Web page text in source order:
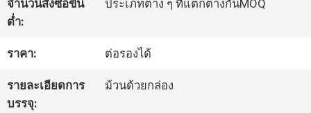
ทัวร์
โรงงาน
จำนวนสั่งซื้อขั้น
ต่ำ:
ประเภทต่าง ๆ ที่แตกต่างกันMOQ
ราคา: ต่อรองได้
รายละเอียดการ
บรรจุ:
ม้วนด้วยกล่อง